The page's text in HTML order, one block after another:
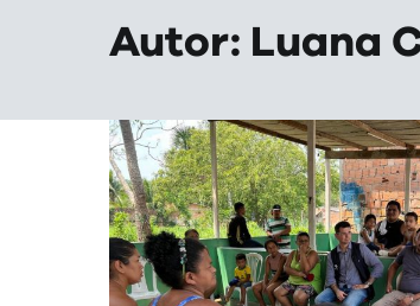
Autor: Luana